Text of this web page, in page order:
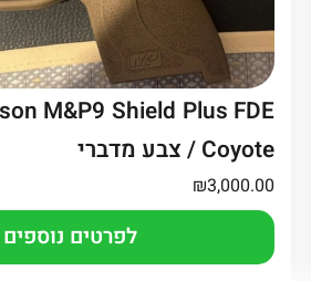
M&P9 Shield Plus FDE
/ Coyote צבע מדברי
₪3,000.00
לפרטים נוספים